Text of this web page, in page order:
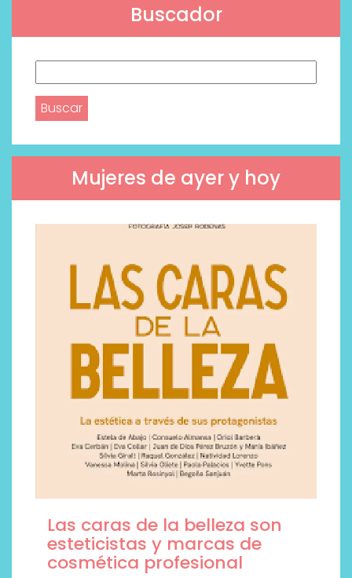
Buscador
Mujeres de ayer y hoy
Las caras de la belleza son
esteticistas y marcas de
cosmética profesional